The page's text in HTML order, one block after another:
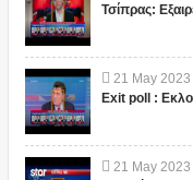
Τσίπρας:
21 May 2023
Exit poll :
21 May 2023